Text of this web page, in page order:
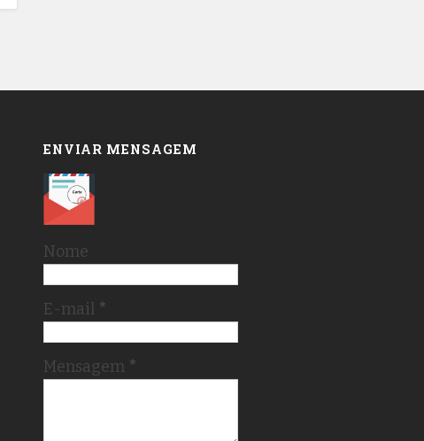
ENVIAR MENSAGEM
Nome
E-mail *
Mensagem *